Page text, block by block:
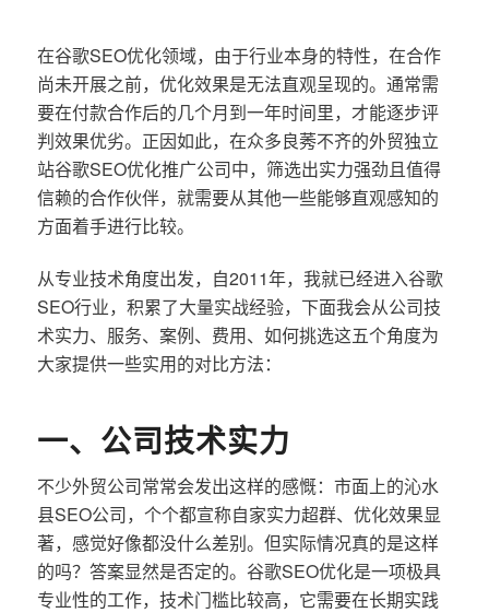
在谷歌SEO优化领域，由于行业本身的特性，在合作
尚未开展之前，优化效果是无法直观呈现的。通常需
要在付款合作后的几个月到一年时间里，才能逐步评
判效果优劣。正因如此，在众多良莠不齐的外贸独立
站谷歌SEO优化推广公司中，筛选出实力强劲且值得
信赖的合作伙伴，就需要从其他一些能够直观感知的
方面着手进行比较。
从专业技术角度出发，自2011年，我就已经进入谷歌
SEO行业，积累了大量实战经验，下面我会从公司技
术实力、服务、案例、费用、如何挑选这五个角度为
大家提供一些实用的对比方法：
一、公司技术实力
不少外贸公司常常会发出这样的感慨：市面上的沁水
县SEO公司，个个都宣称自家实力超群、优化效果显
著，感觉好像都没什么差别。但实际情况真的是这样
的吗？答案显然是否定的。谷歌SEO优化是一项极具
专业性的工作，技术门槛比较高，它需要在长期实践